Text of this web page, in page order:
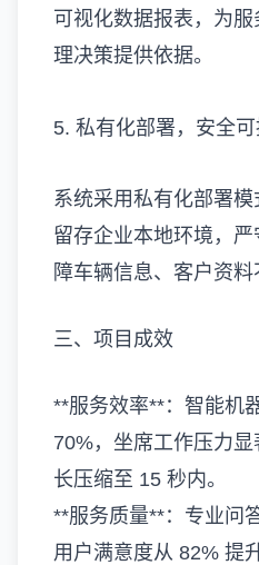
可视化数据报表，为
理决策提供依据。
5. 私有化部署，安全
系统采用私有化部署
留存企业本地环境，
障车辆信息、客户资料
三、项目成效
**服务效率**：智能机
70%，坐席工作压力
长压缩至 15 秒内。
**服务质量**：专业问
用户满意度从 82% 提